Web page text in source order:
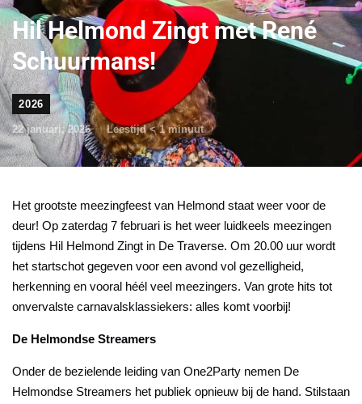
Hil Helmond Zingt met René
Schuurmans!
2026
22 januari, 2026 Leestijd < 1 minuut
Het grootste meezingfeest van Helmond staat weer voor de
deur! Op zaterdag 7 februari is het weer luidkeels meezingen
tijdens Hil Helmond Zingt in De Traverse. Om 20.00 uur wordt
het startschot gegeven voor een avond vol gezelligheid,
herkenning en vooral héél veel meezingers. Van grote hits tot
onvervalste carnavalsklassiekers: alles komt voorbij!
De Helmondse Streamers
Onder de bezielende leiding van One2Party nemen De
Helmondse Streamers het publiek opnieuw bij de hand. Stilstaan